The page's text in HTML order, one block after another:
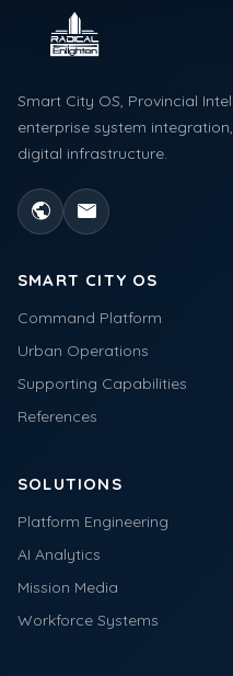
Smart City OS, Provincial
enterprise system
digital infrastructure.
public mail
SMART CITY OS
Command Platform
Urban Operations
Supporting Capabilities
References
SOLUTIONS
Platform Engineering
AI Analytics
Mission Media
Workforce Systems